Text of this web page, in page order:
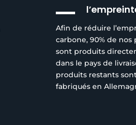
Afin de réduire
carbone, 90% de nos
sont produits
dans le pays de
produits restants
fabriqués en